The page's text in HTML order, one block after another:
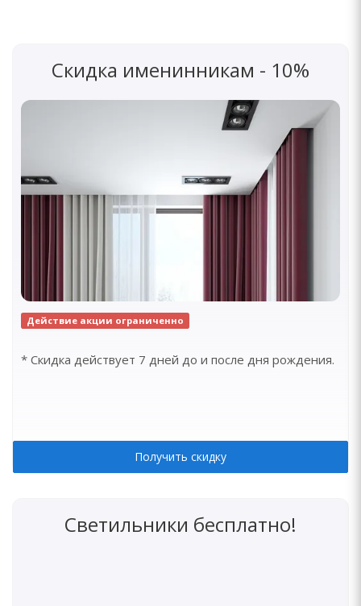
Скидка именинникам - 10%
Действие акции ограниченно
* Скидка действует 7 дней до и после дня рождения.
Получить скидку
Светильники бесплатно!